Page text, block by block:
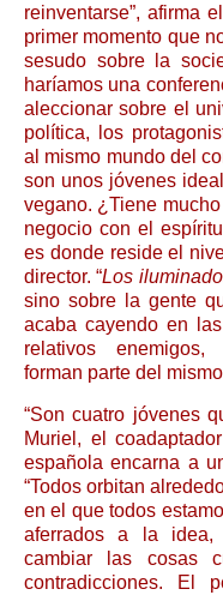
reinventarse”, afirma
primer momento que
sesudo sobre la
haríamos una
aleccionar sobre el
política, los
al mismo mundo del
son unos jóvenes
vegano. ¿Tiene
negocio con el
es donde reside el
director. “Los
sino sobre la gente
acaba cayendo en
relativos enemigos,
forman parte del
“Son cuatro jóvenes
Muriel, el
española encarna a
“Todos orbitan
en el que todos
aferrados a la idea,
cambiar las cosas
contradicciones. El